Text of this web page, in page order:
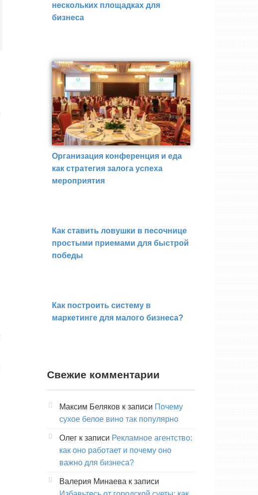
нескольких площадках для
бизнеса
Организация конференция и еда
как стратегия залога успеха
мероприятия
Как ставить ловушки в песочнице
простыми приемами для быстрой
победы
Как построить систему в
маркетинге для малого бизнеса?
Свежие комментарии
Максим Беляков к записи Почему
сухое белое вино так популярно
Олег к записи Рекламное агентство:
как оно работает и почему оно
важно для бизнеса?
Валерия Минаева к записи